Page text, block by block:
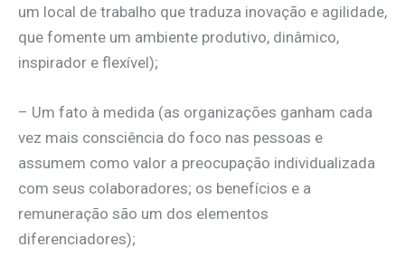
um local de trabalho que traduza inovação e agilidade,
que fomente um ambiente produtivo, dinâmico,
inspirador e flexível);
– Um fato à medida (as organizações ganham cada
vez mais consciência do foco nas pessoas e
assumem como valor a preocupação individualizada
com seus colaboradores; os benefícios e a
remuneração são um dos elementos
diferenciadores);